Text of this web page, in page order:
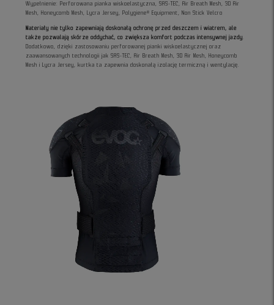
Wypełnienie: Perforowana pianka wiskoelastyczna, SAS-TEC, Air Breath Mesh, 3D Air
Mesh, Honeycomb Mesh, Lycra Jersey, Polygiene® Equipment, Non Stick Velcro
Materiały nie tylko zapewniają doskonałą ochronę przed deszczem i wiatrem, ale
także pozwalają skórze oddychać, co zwiększa komfort podczas intensywnej jazdy.
Dodatkowo, dzięki zastosowaniu perforowanej pianki wiskoelastycznej oraz
zaawansowanych technologii jak SAS-TEC, Air Breath Mesh, 3D Air Mesh, Honeycomb
Mesh i Lycra Jersey, kurtka ta zapewnia doskonałą izolację termiczną i wentylację.